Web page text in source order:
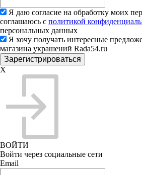
Я даю согласие на обработку моих
соглашаюсь с политикой
персональных данных
Я хочу получать интересные
магазина украшений Rada54.ru
X
ВОЙТИ
Войти через социальные сети
Email